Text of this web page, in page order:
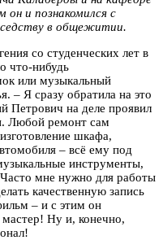
он и познакомился с
в общежитии.
со студенческих лет в
что-нибудь
или музыкальный
– Я сразу обратила на это
Петрович на деле проявил
Любой ремонт сам
шкафа,
– всё ему под
инструменты,
Часто мне нужно для работы
качественную запись
– и с этим он
мастер! Ну и, конечно,